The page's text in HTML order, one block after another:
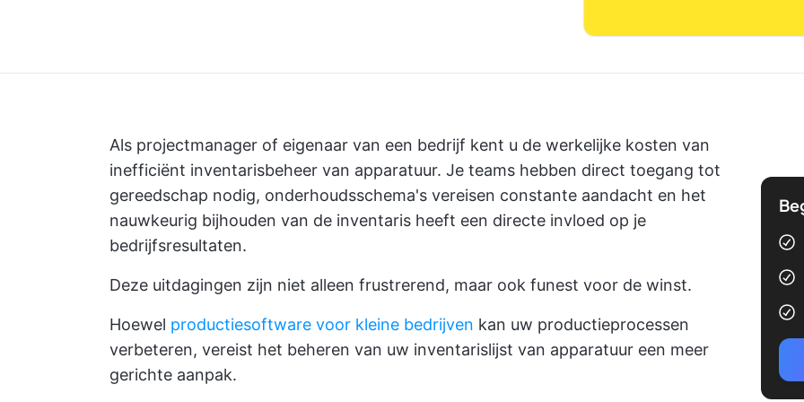
Als projectmanager of eigenaar van een bedrijf kent u de werkelijke kosten van
inefficiënt inventarisbeheer van apparatuur. Je teams hebben direct toegang tot
gereedschap nodig, onderhoudsschema's vereisen constante aandacht en het
nauwkeurig bijhouden van de inventaris heeft een directe invloed op je
bedrijfsresultaten.
Deze uitdagingen zijn niet alleen frustrerend, maar ook funest voor de winst.
Hoewel productiesoftware voor kleine bedrijven kan uw productieprocessen
verbeteren, vereist het beheren van uw inventarislijst van apparatuur een meer
gerichte aanpak.